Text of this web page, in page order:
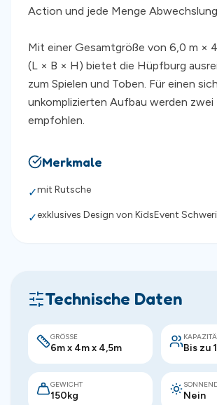
Action und jede Menge
Mit einer Gesamtgröße von 6,0 m ×
(L × B × H) bietet die Hüpfburg
zum Spielen und Toben. Für einen
unkomplizierten Aufbau werden zwei
Merkmale
✓mit Rutsche
✓exklusives Design von KidsEvent
Technische Daten
GRÖSSE
6m x 4m x 4,5m Bis zu
GEWICHT
150kg Nein